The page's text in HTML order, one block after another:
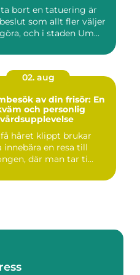
bort en tatuering är
som allt fler väljer
och i staden Um...
02. aug
av din frisör: En
och personlig
håret klippt brukar
innebära en resa till
där man tar ti...